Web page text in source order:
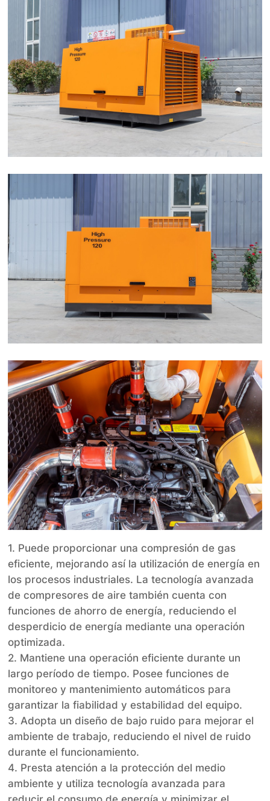
1. Puede proporcionar una compresión de gas
eficiente, mejorando así la utilización de energía en
los procesos industriales. La tecnología avanzada
de compresores de aire también cuenta con
funciones de ahorro de energía, reduciendo el
desperdicio de energía mediante una operación
optimizada.
2. Mantiene una operación eficiente durante un
largo período de tiempo. Posee funciones de
monitoreo y mantenimiento automáticos para
garantizar la fiabilidad y estabilidad del equipo.
3. Adopta un diseño de bajo ruido para mejorar el
ambiente de trabajo, reduciendo el nivel de ruido
durante el funcionamiento.
4. Presta atención a la protección del medio
ambiente y utiliza tecnología avanzada para